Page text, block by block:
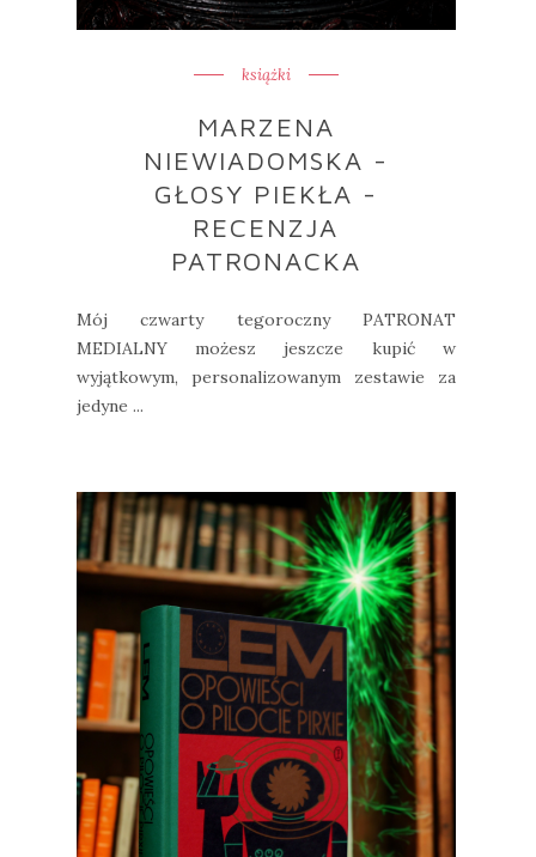
książki
MARZENA
NIEWIADOMSKA -
GŁOSY PIEKŁA -
RECENZJA
PATRONACKA
Mój czwarty tegoroczny PATRONAT
MEDIALNY możesz jeszcze kupić w
wyjątkowym, personalizowanym zestawie za
jedyne ...